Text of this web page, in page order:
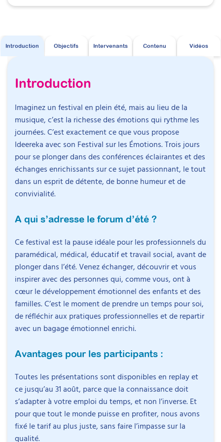
Introduction Objectifs Intervenants Contenu Vidéos
Introduction
Imaginez un festival en plein été, mais au lieu de la
musique, c’est la richesse des émotions qui rythme les
journées. C’est exactement ce que vous propose
Ideereka avec son Festival sur les Émotions. Trois jours
pour se plonger dans des conférences éclairantes et des
échanges enrichissants sur ce sujet passionnant, le tout
dans un esprit de détente, de bonne humeur et de
convivialité.
A qui s’adresse le forum d’été ?
Ce festival est la pause idéale pour les professionnels du
paramédical, médical, éducatif et travail social, avant de
plonger dans l’été. Venez échanger, découvrir et vous
inspirer avec des personnes qui, comme vous, ont à
cœur le développement émotionnel des enfants et des
familles. C’est le moment de prendre un temps pour soi,
de réfléchir aux pratiques professionnelles et de repartir
avec un bagage émotionnel enrichi.
Avantages pour les participants :
Toutes les présentations sont disponibles en replay et
ce jusqu’au 31 août, parce que la connaissance doit
s’adapter à votre emploi du temps, et non l’inverse. Et
pour que tout le monde puisse en profiter, nous avons
fixé le tarif au plus juste, sans faire l’impasse sur la
qualité.
Objectifs
Approfondir la compréhension des émotions :
Équiper les participants de connaissances sur la
nature des émotions, leur fonctionnement et leur
impact sur le comportement humain, afin de
naviguer avec perspicacité dans les interactions
d’adultes autistes et coanime des groupes
sensibilisation auprès de professionnels, de familles
et d’établissements. Il est l’auteur duGuide de
Aspieconseil.
Son parcours comprend une certification
universitaire consacrée aux connaissances
fondamentales sur l’autisme, ainsi que des
formations à l’ABA, à la socialisation, à la
prévention et gestion des crises et aux profils
sensoriels. Il participe également à des groupes de
travail et à des activités associatives consacrés à
l’autisme.
Johanna Hiltenbrand
Infirmière diplômée d’État
Johanna Hiltenbrand a obtenu le diplôme d’État
d’infirmière en 2015. Après une expérience en soins
palliatifs, elle exerce en libéral depuis 2018 et
activité comprend des soins techniques, la
coordination avec d’autres professionnels et
l’accompagnement de patients en situation de
handicap.
Elle est titulaire d’un DU de micronutrition, d’un DIU
consacré à la douleur et d’un master 1 de
langage
Gestion du stress et régulation émotionnelle
émotionnelles
Rôle des parents et professionnels
Mercredi 10 juillet 2024 :
2ème après-midi 🌞
13h15 – 13h30 :
Ouverture de cette deuxième après-midi
Handicap Intellectuel et gestion des
émotions avec Romain Taton
Découvrez les approches pour la gestion et la
régulation des émotions chez les personnes avec
Trouble du Développement Intellectuel (TDI). Cette
session explore les dernières connaissances sur les
mécanismes émotionnels et leur interaction avec le TDI,
offrant aux professionnels des outils concrets pour
adaptées.
Contenu :
Fondamentaux des émotions et du TDI
Définitions et mécanismes
Profil TDI
Stratégies pratiques pour la gestion des émotions